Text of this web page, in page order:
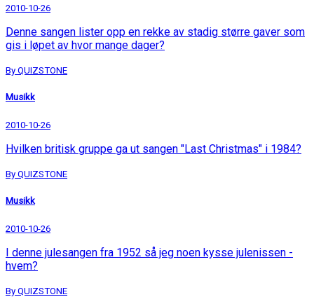
2010-10-26
Denne sangen lister opp en rekke av stadig større gaver som
gis i løpet av hvor mange dager?
By QUIZSTONE
Musikk
2010-10-26
Hvilken britisk gruppe ga ut sangen "Last Christmas" i 1984?
By QUIZSTONE
Musikk
2010-10-26
I denne julesangen fra 1952 så jeg noen kysse julenissen -
hvem?
By QUIZSTONE